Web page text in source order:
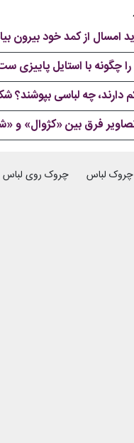
چگونه با استایل
دارند، چه لباسی بپوشند؟
فرق بین «کژوال» و
چروک لباس چروک روی لباس